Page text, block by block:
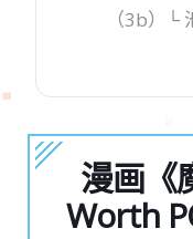
（3b）└
漫画《
Worth